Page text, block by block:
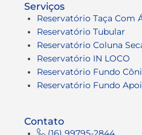
Serviços
Reservatório Taça Com
Reservatório Tubular
Reservatório Coluna
Reservatório IN LOCO
Reservatório Fundo
Reservatório Fundo
Contato